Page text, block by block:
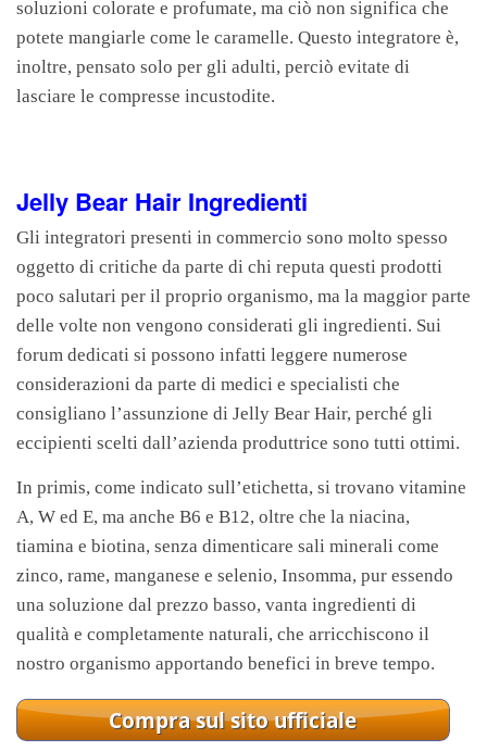
soluzioni colorate e profumate, ma ciò non significa che
potete mangiarle come le caramelle. Questo integratore è,
inoltre, pensato solo per gli adulti, perciò evitate di
lasciare le compresse incustodite.
Jelly Bear Hair Ingredienti
Gli integratori presenti in commercio sono molto spesso
oggetto di critiche da parte di chi reputa questi prodotti
poco salutari per il proprio organismo, ma la maggior parte
delle volte non vengono considerati gli ingredienti. Sui
forum dedicati si possono infatti leggere numerose
considerazioni da parte di medici e specialisti che
consigliano l’assunzione di Jelly Bear Hair, perché gli
eccipienti scelti dall’azienda produttrice sono tutti ottimi.
In primis, come indicato sull’etichetta, si trovano vitamine
A, W ed E, ma anche B6 e B12, oltre che la niacina,
tiamina e biotina, senza dimenticare sali minerali come
zinco, rame, manganese e selenio, Insomma, pur essendo
una soluzione dal prezzo basso, vanta ingredienti di
qualità e completamente naturali, che arricchiscono il
nostro organismo apportando benefici in breve tempo.